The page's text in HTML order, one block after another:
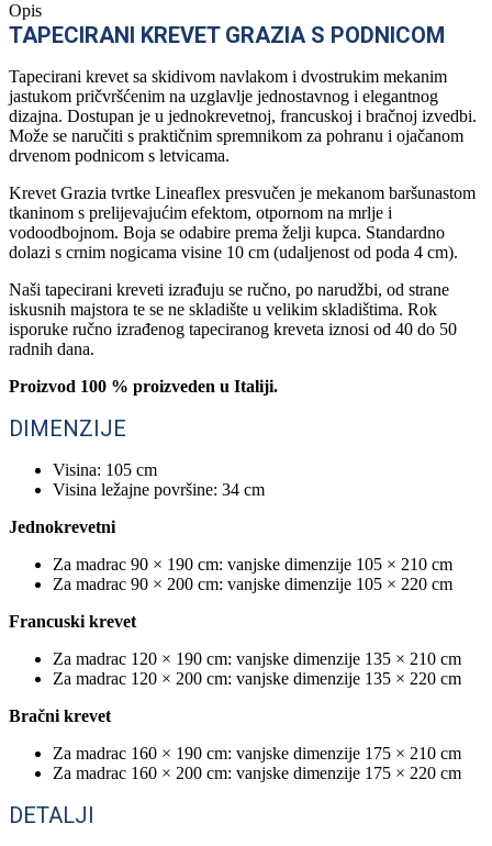
Opis
TAPECIRANI KREVET GRAZIA S PODNICOM
Tapecirani krevet sa skidivom navlakom i dvostrukim mekanim
jastukom pričvršćenim na uzglavlje jednostavnog i elegantnog
dizajna. Dostupan je u jednokrevetnoj, francuskoj i bračnoj izvedbi.
Može se naručiti s praktičnim spremnikom za pohranu i ojačanom
drvenom podnicom s letvicama.
Krevet Grazia tvrtke Lineaflex presvučen je mekanom baršunastom
tkaninom s prelijevajućim efektom, otpornom na mrlje i
vodoodbojnom. Boja se odabire prema želji kupca. Standardno
dolazi s crnim nogicama visine 10 cm (udaljenost od poda 4 cm).
Naši tapecirani kreveti izrađuju se ručno, po narudžbi, od strane
iskusnih majstora te se ne skladište u velikim skladištima. Rok
isporuke ručno izrađenog tapeciranog kreveta iznosi od 40 do 50
radnih dana.
Proizvod 100 % proizveden u Italiji.
DIMENZIJE
Visina: 105 cm
Visina ležajne površine: 34 cm
Jednokrevetni
Za madrac 90 × 190 cm: vanjske dimenzije 105 × 210 cm
Za madrac 90 × 200 cm: vanjske dimenzije 105 × 220 cm
Francuski krevet
Za madrac 120 × 190 cm: vanjske dimenzije 135 × 210 cm
Za madrac 120 × 200 cm: vanjske dimenzije 135 × 220 cm
Bračni krevet
Za madrac 160 × 190 cm: vanjske dimenzije 175 × 210 cm
Za madrac 160 × 200 cm: vanjske dimenzije 175 × 220 cm
DETALJI